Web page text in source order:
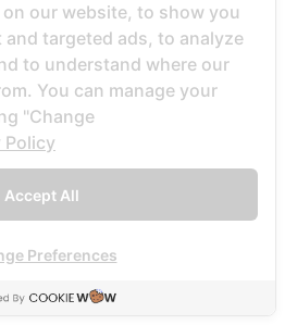
incontri
our website, to show you
targeted ads, to analyze
to understand where our
You can manage your
"Change
Policy
Accept All
Preferences